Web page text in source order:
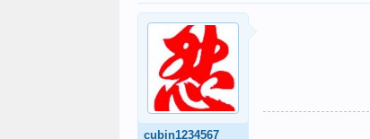
cubin1234567